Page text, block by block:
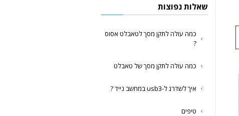
שאלות נפוצות
כמה עולה לתקן מסך לטאבלט אסוס
?
כמה עולה לתקן מסך של טאבלט
איך לשדרג ל-usb3 במחשב נייד ?
טיפים